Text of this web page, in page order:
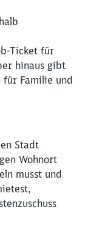
Ticket für
hinaus gibt
Familie und
Stadt
Wohnort
musst und
Schließen